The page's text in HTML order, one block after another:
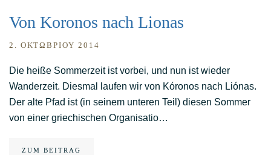
Von Koronos nach Lionas
2. ΟΚΤΩΒΡΊΟΥ 2014
Die heiße Sommerzeit ist vorbei, und nun ist wieder
Wanderzeit. Diesmal laufen wir von Kóronos nach Liónas.
Der alte Pfad ist (in seinem unteren Teil) diesen Sommer
von einer griechischen Organisatio…
ZUM BEITRAG